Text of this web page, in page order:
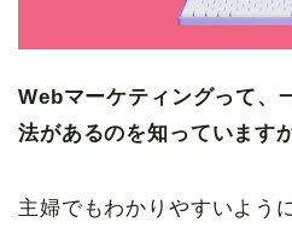
Webマーケティングって、
法があるのを知っています
主婦でもわかりやすいよう